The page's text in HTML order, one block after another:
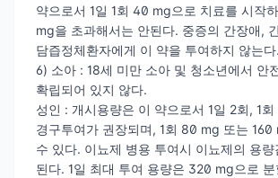
약으로서 1일 1회 40 mg으로 치료를 시작
mg을 초과해서는 안된다. 중증의 간장애,
담즙정체환자에게 이 약을 투여하지 않는다.
6) 소아 : 18세 미만 소아 및 청소년에서 안
확립되어 있지 않다.
성인 : 개시용량은 이 약으로서 1일 2회, 1
경구투여가 권장되며, 1회 80 mg 또는 160
수 있다. 이뇨제 병용 투여시 이뇨제의 용
된다. 1일 최대 투여 용량은 320 mg으로 분